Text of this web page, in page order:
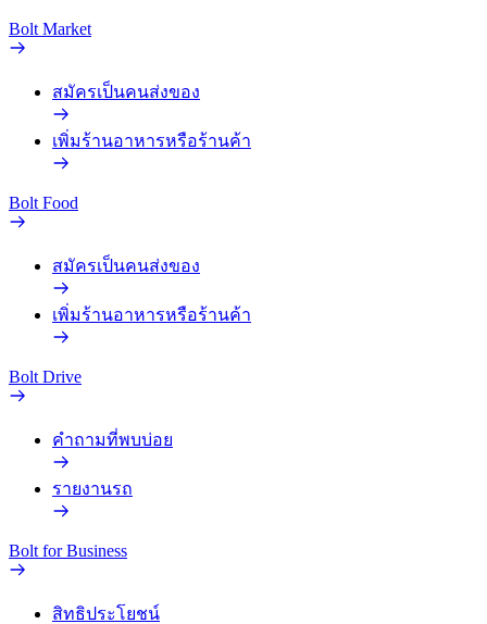
Bolt Market
สมัครเป็นคนส่งของ
เพิ่มร้านอาหารหรือร้านค้า
Bolt Food
สมัครเป็นคนส่งของ
เพิ่มร้านอาหารหรือร้านค้า
Bolt Drive
คำถามที่พบบ่อย
รายงานรถ
Bolt for Business
สิทธิประโยชน์